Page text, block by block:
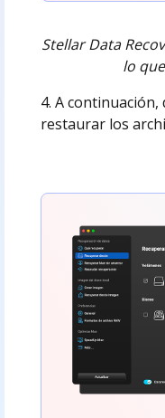
Stellar Data
lo
4. A continuación,
restaurar los